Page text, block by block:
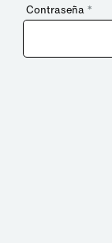
Contraseña *